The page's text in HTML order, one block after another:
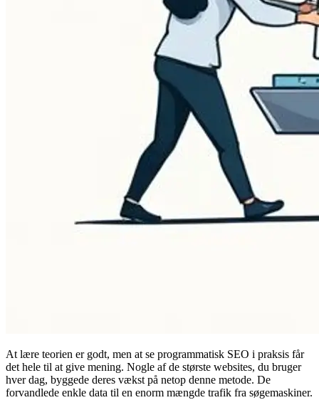
At lære teorien er godt, men at se programmatisk SEO i praksis får
det hele til at give mening. Nogle af de største websites, du bruger
hver dag, byggede deres vækst på netop denne metode. De
forvandlede enkle data til en enorm mængde trafik fra søgemaskiner.